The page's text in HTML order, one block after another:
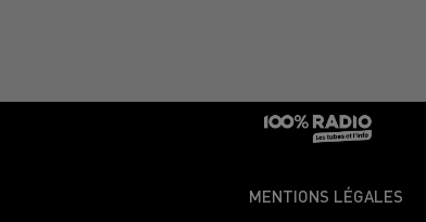
MENTIONS LÉGALES